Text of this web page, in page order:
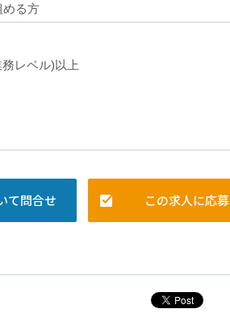
める方
レベル)以上
て問合せ この求人に応募